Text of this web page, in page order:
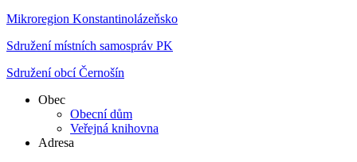
Mikroregion Konstantinolázeňsko
Sdružení místních samospráv PK
Sdružení obcí Černošín
Obec
Obecní dům
Veřejná knihovna
Adresa